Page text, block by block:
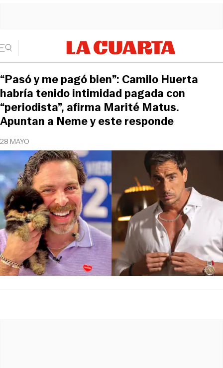
28 MAYO
“Pasó y me pagó bien”: Camilo Huerta
habría tenido intimidad pagada con
“periodista”, afirma Marité Matus.
Apuntan a Neme y este responde